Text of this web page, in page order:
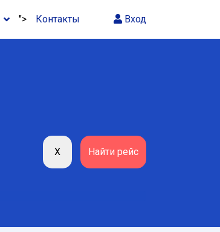
Вход
"> Контакты